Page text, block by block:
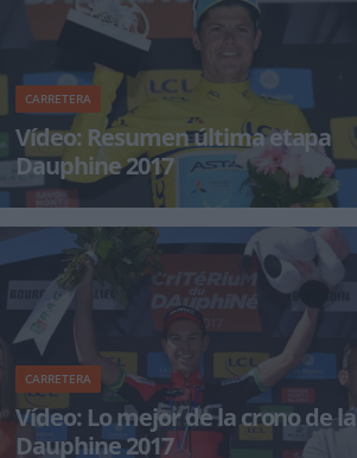
CARRETERA
Vídeo: Resumen última etapa
Dauphine 2017
Jakob Fuglsang logró la victoria en la última
etapa y la general de una espectacular
Dauphine 2017. R
CARRETERA
Vídeo: Lo mejor de la crono de la
Dauphine 2017